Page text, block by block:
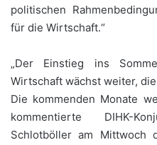
politischen
für die Wirtschaft.“
„Der Einstieg ins
Wirtschaft wächst weiter,
Die kommenden Monate
kommentierte DIHK-
Schlotböller am Mittwoch